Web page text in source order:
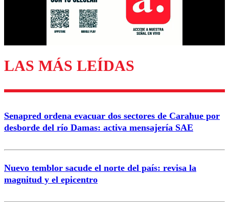
Enviar comentario
LAS MÁS LEÍDAS
Senapred ordena evacuar dos sectores de Carahue por
desborde del río Damas: activa mensajería SAE
Nuevo temblor sacude el norte del país: revisa la
magnitud y el epicentro